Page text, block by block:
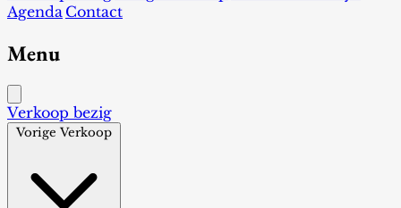
Agenda Contact
Menu
Verkoop bezig
Vorige Verkoop